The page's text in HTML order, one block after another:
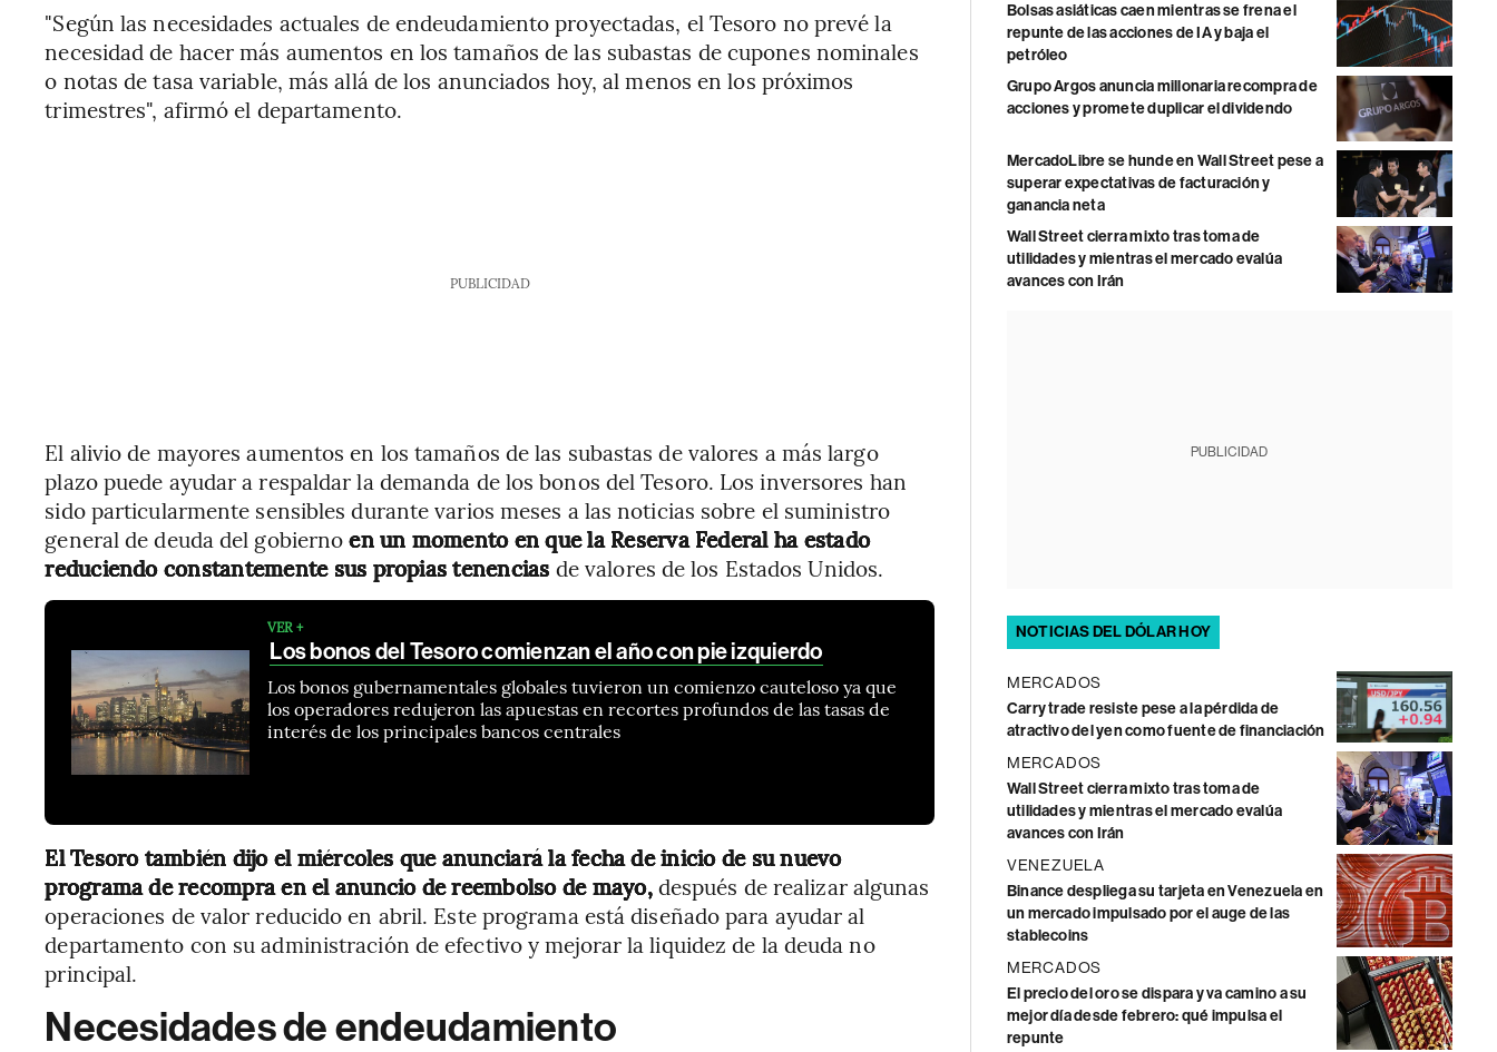
"Según las necesidades actuales de endeudamiento proyectadas, el Tesoro no prevé la
necesidad de hacer más aumentos en los tamaños de las subastas de cupones nominales
o notas de tasa variable, más allá de los anunciados hoy, al menos en los próximos
trimestres", afirmó el departamento.
PUBLICIDAD
El alivio de mayores aumentos en los tamaños de las subastas de valores a más largo
plazo puede ayudar a respaldar la demanda de los bonos del Tesoro. Los inversores han
sido particularmente sensibles durante varios meses a las noticias sobre el suministro
general de deuda del gobiernoen un momento en que la Reserva Federal ha estado
reduciendo constantemente sus propias tenencias de valores de los Estados Unidos.
VER +
Los bonos del Tesoro comienzan el año con pie izquierdo
Los bonos gubernamentales globales tuvieron un comienzo cauteloso ya que
los operadores redujeron las apuestas en recortes profundos de las tasas de
interés de los principales bancos centrales
El Tesoro también dijo el miércoles que anunciará la fecha de inicio de su nuevo
programa de recompra en el anuncio de reembolso de mayo,después de realizar algunas
operaciones de valor reducido en abril. Este programa está diseñado para ayudar al
departamento con su administración de efectivo y mejorar la liquidez de la deuda no
principal.
Necesidades de endeudamiento
Bolsas asiáticas caen mientras se frena el
repunte de las acciones de IA y baja el
petróleo
Grupo Argos anuncia millonaria recompra de
acciones y promete duplicar el dividendo
MercadoLibre se hunde en Wall Street pese a
superar expectativas de facturación y
ganancia neta
Wall Street cierra mixto tras toma de
utilidades y mientras el mercado evalúa
avances con Irán
PUBLICIDAD
NOTICIAS DEL DÓLAR HOY
MERCADOS
Carry trade resiste pese a la pérdida de
atractivo del yen como fuente de financiación
MERCADOS
Wall Street cierra mixto tras toma de
utilidades y mientras el mercado evalúa
avances con Irán
VENEZUELA
Binance despliega su tarjeta en Venezuela en
un mercado impulsado por el auge de las
stablecoins
MERCADOS
El precio del oro se dispara y va camino a su
mejor día desde febrero: qué impulsa el
repunte